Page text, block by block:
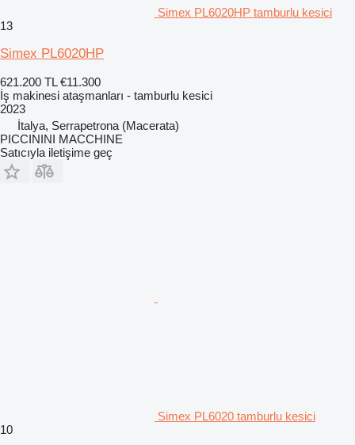
Simex PL6020HP tamburlu kesici
13
Simex PL6020HP
621.200 TL €11.300
İş makinesi ataşmanları - tamburlu kesici
2023
İtalya, Serrapetrona (Macerata)
PICCININI MACCHINE
Satıcıyla iletişime geç
Simex PL6020 tamburlu kesici
10